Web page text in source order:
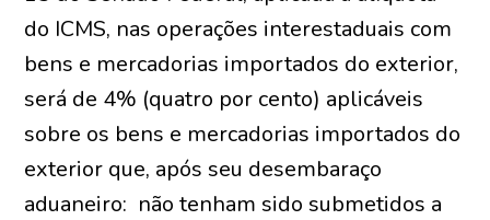
do ICMS, nas operações interestaduais com
bens e mercadorias importados do exterior,
será de 4% (quatro por cento) aplicáveis
sobre os bens e mercadorias importados do
exterior que, após seu desembaraço
aduaneiro: não tenham sido submetidos a